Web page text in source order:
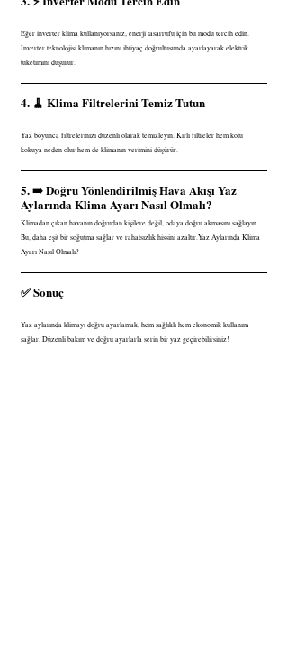
Eğer inverter klima kullanıyorsanız, enerji tasarrufu için bu modu tercih edin.
Inverter teknolojisi klimanın hızını ihtiyaç doğrultusunda ayarlayarak elektrik
tüketimini düşürür.
4. 🧹 Klima Filtrelerini Temiz Tutun
Yaz boyunca filtrelerinizi düzenli olarak temizleyin. Kirli filtreler hem kötü
kokuya neden olur hem de klimanın verimini düşürür.
5. ➡️ Doğru Yönlendirilmiş Hava Akışı Yaz
Aylarında Klima Ayarı Nasıl Olmalı?
Klimadan çıkan havanın doğrudan kişilere değil, odaya doğru akmasını sağlayın.
Bu, daha eşit bir soğutma sağlar ve rahatsızlık hissini azaltır.Yaz Aylarında Klima
Ayarı Nasıl Olmalı?
✅ Sonuç
Yaz aylarında klimayı doğru ayarlamak, hem sağlıklı hem ekonomik kullanım
sağlar. Düzenli bakım ve doğru ayarlarla serin bir yaz geçirebilirsiniz!